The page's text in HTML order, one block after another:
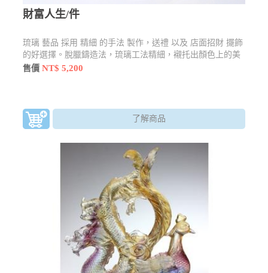
財富人生/件
琉璃 藝品 採用 精細 的手法 製作，送禮 以及 店面招財 擺飾
的好選擇。脫臘鑄造法，琉璃工法精細，襯托出顏色上的美
感
售價NT$ 5,200
了解商品